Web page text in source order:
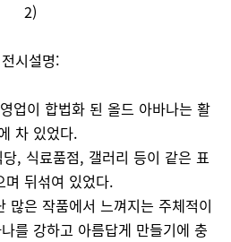
2)
전시설명:
업이 합법화 된 올드 아바나는 활
차 있었다.
, 식료품점, 갤러리 등이 같은 표
며 뒤섞여 있었다.
많은 작품에서 느껴지는 주체적이
를 강하고 아름답게 만들기에 충